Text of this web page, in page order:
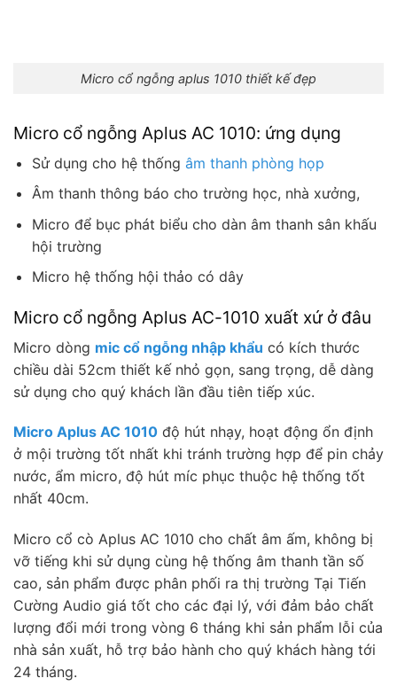
Micro cổ ngỗng aplus 1010 thiết kế đẹp
Micro cổ ngỗng Aplus AC 1010: ứng dụng
Sử dụng cho hệ thống âm thanh phòng họp
Âm thanh thông báo cho trường học, nhà xưởng,
Micro để bục phát biểu cho dàn âm thanh sân khấu
hội trường
Micro hệ thống hội thảo có dây
Micro cổ ngỗng Aplus AC-1010 xuất xứ ở đâu
Micro dòng mic cổ ngỗng nhập khẩu có kích thước
chiều dài 52cm thiết kế nhỏ gọn, sang trọng, dễ dàng
sử dụng cho quý khách lần đầu tiên tiếp xúc.
Micro Aplus AC 1010 độ hút nhạy, hoạt động ổn định
ở mội trường tốt nhất khi tránh trường hợp để pin chảy
nước, ẩm micro, độ hút míc phục thuộc hệ thống tốt
nhất 40cm.
Micro cổ cò Aplus AC 1010 cho chất âm ấm, không bị
vỡ tiếng khi sử dụng cùng hệ thống âm thanh tần số
cao, sản phẩm được phân phối ra thị trường Tại Tiến
Cường Audio giá tốt cho các đại lý, với đảm bảo chất
lượng đổi mới trong vòng 6 tháng khi sản phẩm lỗi của
nhà sản xuất, hỗ trợ bảo hành cho quý khách hàng tới
24 tháng.